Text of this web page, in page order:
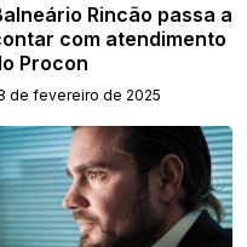
Rincão passa a
com atendimento
Procon
de fevereiro de 2025